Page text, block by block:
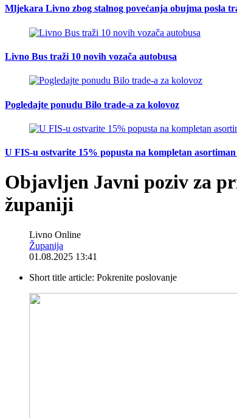
Mljekara Livno zbog stalnog povećanja obujma posla
Livno Bus traži 10 novih vozača autobusa
Pogledajte ponudu Bilo trade-a za kolovoz
U FIS-u ostvarite 15% popusta na kompletan
Objavljen Javni poziv za
županiji
Livno Online
Županija
01.08.2025 13:41
Short title article: Pokrenite poslovanje